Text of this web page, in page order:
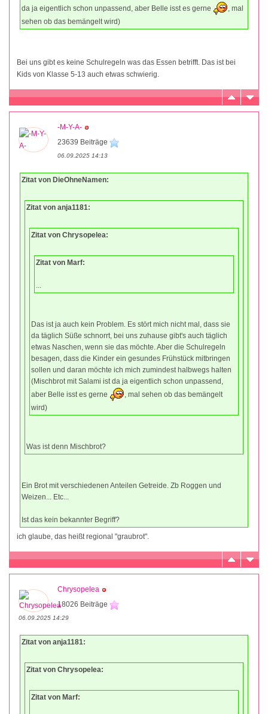
da ja eigentlich schon unpassend, aber Belle isst es gerne
, mal
sehen ob das bemängelt wird)
Bei uns gibt es keine Schulregeln was das Essen betrifft. Das ist bei
Kids von Klasse 5-13 auch etwas schwierig.
-M-Y-A-
23639 Beiträge
06.09.2025 14:13
Zitat von DieOhneNamen:
Zitat von anja1181:
Zitat von Chrysopelea:
Zitat von Marf:
...
Das ist ja auch kein Problem. Es stört mich nicht mal, dass sie
da täglich Süße schnorrt, bei uns zuhause gibt's auch täglich
etwas Naschen, wenn sie das möchte. Aber die Schulregeln
besagen, dass die Kinder ein gesundes Frühstück mitbringen
sollen und daran möchte ich mich zumindest halbwegs halten
(Mischbrot mit Salami ist da ja eigentlich schon unpassend,
aber Belle isst es gerne
, mal sehen ob das bemängelt
wird)
Was ist denn Mischbrot?
Ein Brot mit verschiedenen Anteilen Getreide. Zb Roggen und
Weizen... Etc...
Ist das kein bekannter Begriff?
ich glaube, das heißt regional "graubrot".
Chrysopelea
18026 Beiträge
06.09.2025 14:29
Zitat von anja1181:
Zitat von Chrysopelea:
Zitat von Marf: